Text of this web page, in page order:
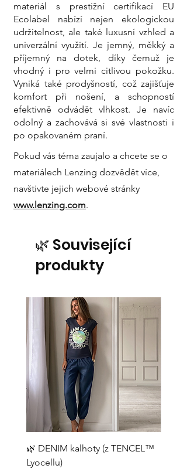
materiál s prestižní certifikací EU
Ecolabel nabízí nejen ekologickou
udržitelnost, ale také luxusní vzhled a
univerzální využití. Je jemný, měkký a
příjemný na dotek, díky čemuž je
vhodný i pro velmi citlivou pokožku.
Vyniká také prodyšností, což zajišťuje
komfort při nošení, a schopností
efektivně odvádět vlhkost. Je navíc
odolný a zachovává si své vlastnosti i
po opakovaném praní.
Pokud vás téma zaujalo a chcete se o
materiálech Lenzing dozvědět více,
navštivte jejich webové stránky
www.lenzing.com.
🌿 Související
produkty
🌿 DENIM kalhoty (z TENCEL™
Lyocellu)